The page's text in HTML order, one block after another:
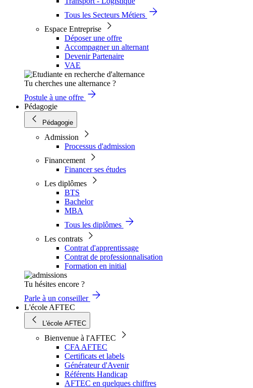
Tous les Secteurs Métiers
Espace Entreprise
Déposer une offre
Accompagner un alternant
Devenir Partenaire
VAE
Tu cherches une alternance ?
Postule à une offre
Pédagogie
Pédagogie
Admission
Processus d'admission
Financement
Financer ses études
Les diplômes
BTS
Bachelor
MBA
Tous les diplômes
Les contrats
Contrat d'apprentissage
Contrat de professionnalisation
Formation en initial
Tu hésites encore ?
Parle à un conseiller
L'école AFTEC
L'école AFTEC
Bienvenue à l'AFTEC
CFA AFTEC
Certificats et labels
Générateur d'Avenir
Référents Handicap
AFTEC en quelques chiffres